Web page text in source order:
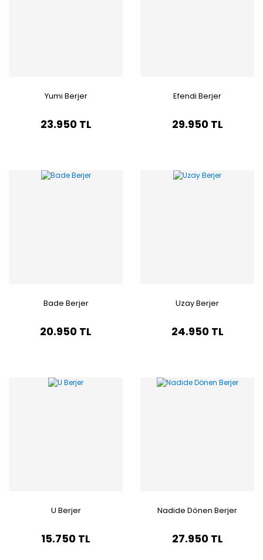
Yumi Berjer
23.950 TL
Efendi Berjer
29.950 TL
Bade Berjer
20.950 TL
Uzay Berjer
24.950 TL
U Berjer
15.750 TL
Nadide Dönen Berjer
27.950 TL